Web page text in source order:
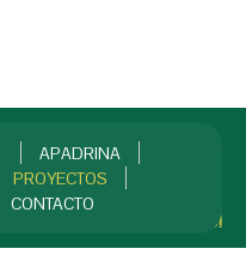
¡HAZTE SOCIO!
APADRINA
PROYECTOS
CONTACTO